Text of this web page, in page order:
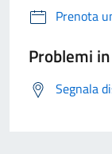
Prenota
Problemi
Segnala